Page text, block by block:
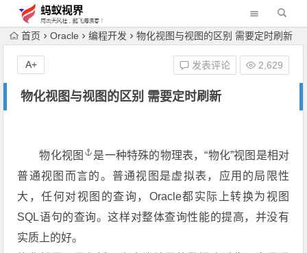
首页 Oracle 编程开发 物化视图与视图的区别 需要定时刷新
物化视图与视图的区别 需要定时刷新
发表评论 2,629
A+
物化视图
是一种特殊的物理表，“物化”视图是相对
普通视图而言的。普通视图是虚拟表，应用的局限性
大，任何对视图的查询，Oracle都实际上转换为视图
SQL语句的查询。这样对整体查询性能的提高，并没有
实质上的好。